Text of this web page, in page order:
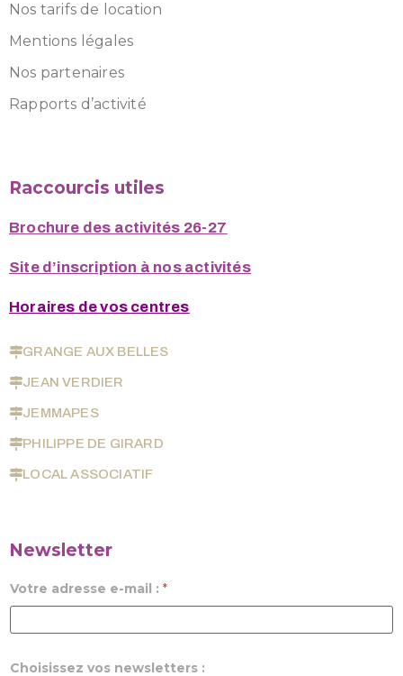
Nos tarifs de location
Mentions légales
Nos partenaires
Rapports d’activité
Raccourcis utiles
Brochure des activités 26-27
Site d’inscription à nos activités
Horaires de vos centres
GRANGE AUX BELLES
JEAN VERDIER
JEMMAPES
PHILIPPE DE GIRARD
LOCAL ASSOCIATIF
Newsletter
Votre adresse e-mail : *
Choisissez vos newsletters :